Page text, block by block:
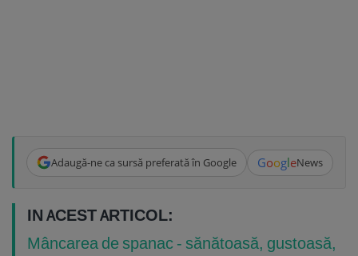
Adaugă-ne ca sursă preferată în Google GoogleNews
IN ACEST ARTICOL:
Mâncarea de spanac - sănătoasă, gustoasă,